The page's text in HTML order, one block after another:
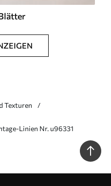
Texturen
Linien Nr. u96331